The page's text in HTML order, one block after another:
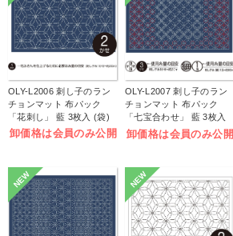
OLY-L2006 刺し子のラン
チョンマット 布パック
「花刺し」 藍 3枚入 (袋)
卸価格は会員のみ公開
OLY-L2007 刺し子のラン
チョンマット 布パック
「七宝合わせ」 藍 3枚入
(袋)
卸価格は会員のみ公開
NEW NEW